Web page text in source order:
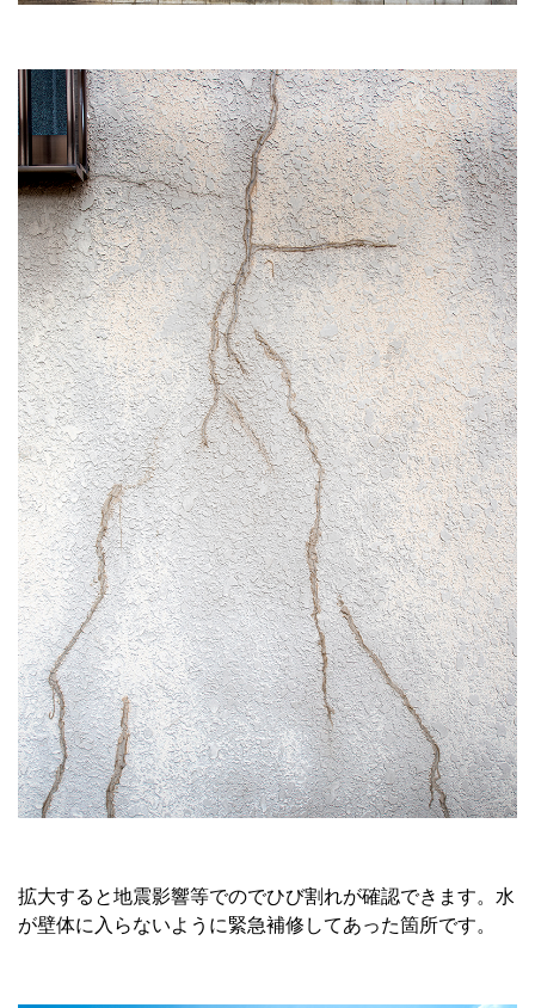
拡大すると地震影響等でのでひび割れが確認できます。水
が壁体に入らないように緊急補修してあった箇所です。